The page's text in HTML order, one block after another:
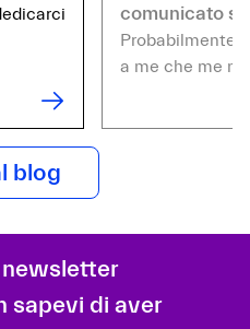
comunicato
Probabilmente
a me che me ne
blog
sapevi di aver